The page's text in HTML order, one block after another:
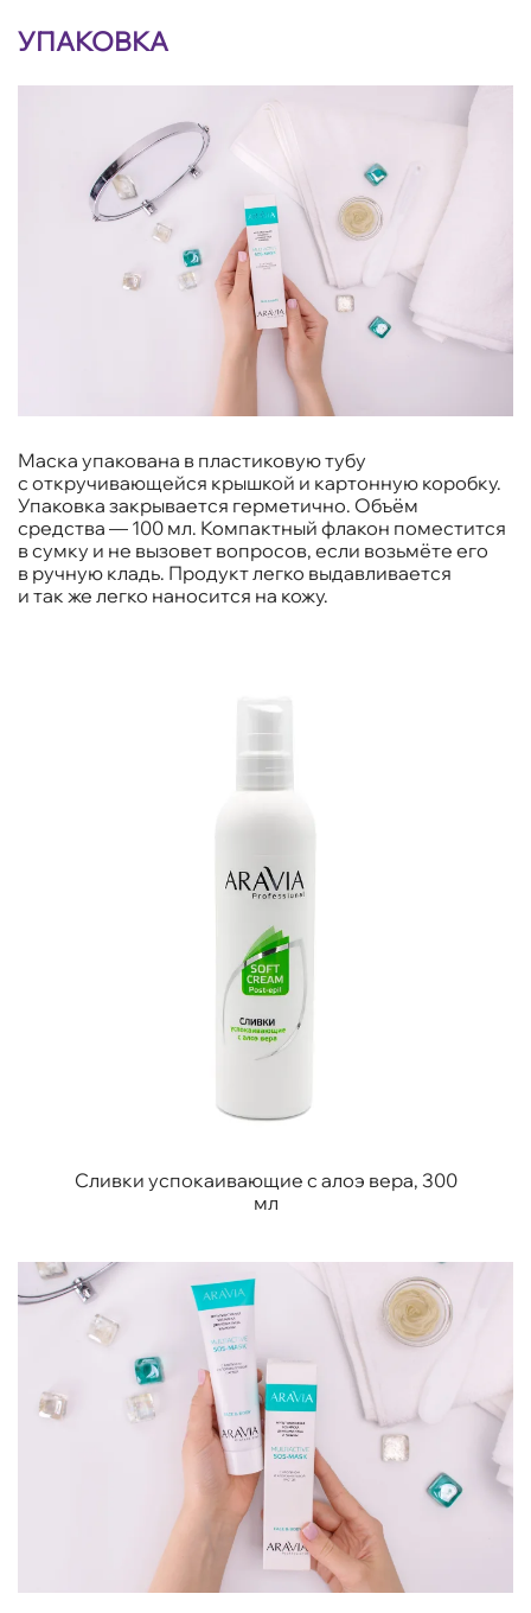
УПАКОВКА
Маска упакована в пластиковую тубу
с откручивающейся крышкой и картонную коробку.
Упаковка закрывается герметично. Объём
средства — 100 мл. Компактный флакон поместится
в сумку и не вызовет вопросов, если возьмёте его
в ручную кладь. Продукт легко выдавливается
и так же легко наносится на кожу.
Сливки успокаивающие с алоэ вера, 300
мл